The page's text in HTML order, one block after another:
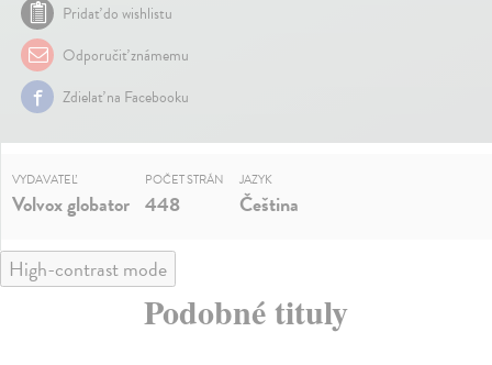
Pridať do wishlistu
Odporučiť známemu
Zdielať na Facebooku
VYDAVATEĽ
Volvox globator
POČET STRÁN
448
JAZYK
Čeština
High-contrast mode
Podobné tituly